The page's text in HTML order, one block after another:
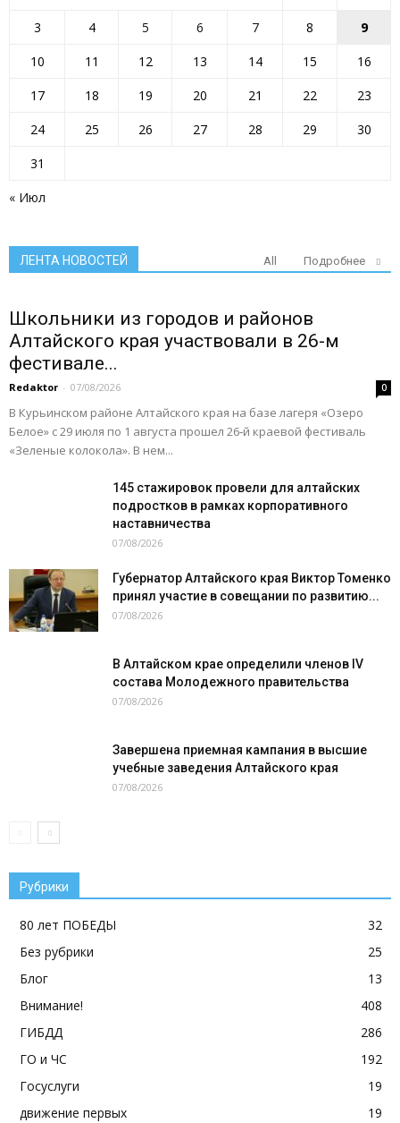
« Июл
3
4 5 6 7 8
9
10
11 12 13 14 15
16
17
18 19 20 21 22
23
24
25 26 27 28 29
30
31
ЛЕНТА НОВОСТЕЙ All Подробнее
Школьники из городов и районов
Алтайского края участвовали в 26-м
фестивале...
Redaktor - 07/08/2026 0
В Курьинском районе Алтайского края на базе лагеря «Озеро
Белое» с 29 июля по 1 августа прошел 26‑й краевой фестиваль
«Зеленые колокола». В нем...
145 стажировок провели для алтайских
подростков в рамках корпоративного
наставничества
07/08/2026
Губернатор Алтайского края Виктор Томенко
принял участие в совещании по развитию...
07/08/2026
В Алтайском крае определили членов IV
состава Молодежного правительства
07/08/2026
Завершена приемная кампания в высшие
учебные заведения Алтайского края
07/08/2026
Рубрики
80 лет ПОБЕДЫ
32
Без рубрики
25
Блог
13
Внимание!
408
ГИБДД
286
ГО и ЧС
192
Госуслуги
19
движение первых
19